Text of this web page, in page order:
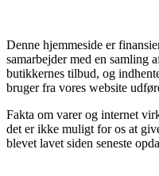
Denne hjemmeside er
samarbejder med en samling
butikkernes tilbud, og
bruger fra vores website
Fakta om varer og internet
det er ikke muligt for os at
blevet lavet siden seneste